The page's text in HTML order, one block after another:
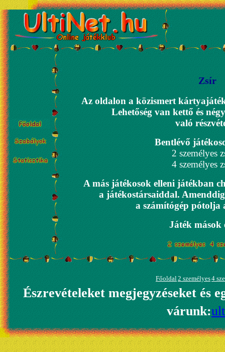
Zsír
Az oldalon a közismert
Lehetőség van kettő és
való
Bentlévő
2 személyes
4 személyes
A más játékosok elleni játékban
a játékostársaiddal.
a számítógép pótolja
Játék mások
Főoldal2 személyes4
Észrevételeket megjegyzéseket és
várunk: